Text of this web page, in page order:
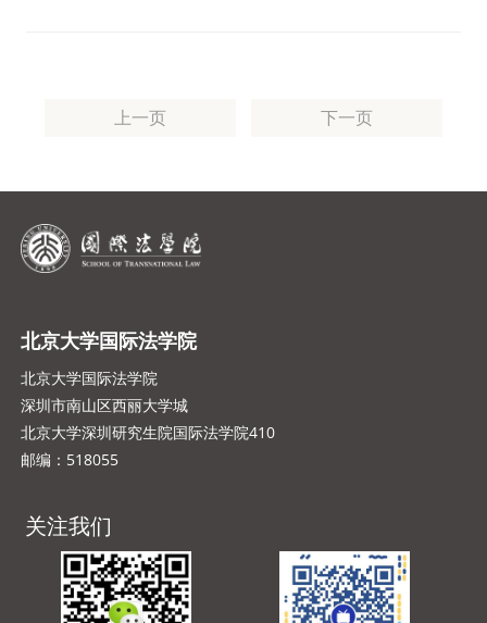
上一页 下一页
北京大学国际法学院
北京大学国际法学院
深圳市南山区西丽大学城
北京大学深圳研究生院国际法学院410
邮编：518055
关注我们